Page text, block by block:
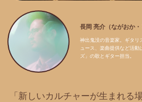
長岡 亮介（ながおか・
神出鬼没の音楽家。ギタリ
ュース、楽曲提供など活
ズ」の歌とギター担当。
「新しいカルチャーが生まれる